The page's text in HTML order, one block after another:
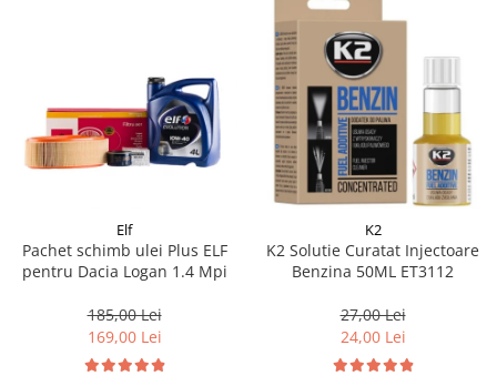
Elf
Pachet schimb ulei Plus ELF
pentru Dacia Logan 1.4 Mpi
185,00 Lei
169,00 Lei
K2
K2 Solutie Curatat Injectoare
Benzina 50ML ET3112
27,00 Lei
24,00 Lei